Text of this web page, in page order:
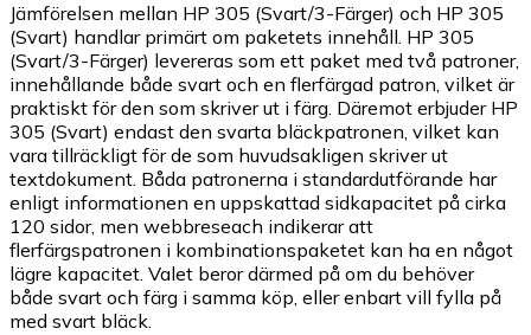
Jämförelsen mellan HP 305 (Svart/3-Färger) och HP 305
(Svart) handlar primärt om paketets innehåll. HP 305
(Svart/3-Färger) levereras som ett paket med två patroner,
innehållande både svart och en flerfärgad patron, vilket är
praktiskt för den som skriver ut i färg. Däremot erbjuder HP
305 (Svart) endast den svarta bläckpatronen, vilket kan
vara tillräckligt för de som huvudsakligen skriver ut
textdokument. Båda patronerna i standardutförande har
enligt informationen en uppskattad sidkapacitet på cirka
120 sidor, men webbreseach indikerar att
flerfärgspatronen i kombinationspaketet kan ha en något
lägre kapacitet. Valet beror därmed på om du behöver
både svart och färg i samma köp, eller enbart vill fylla på
med svart bläck.